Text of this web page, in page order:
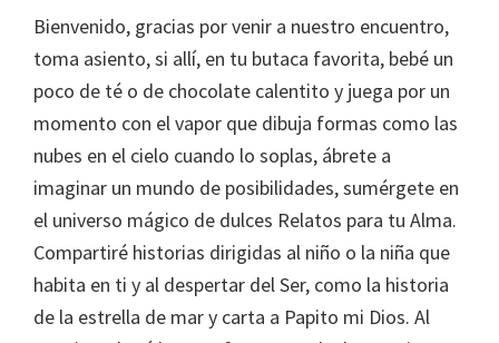
Bienvenido, gracias por venir a nuestro encuentro,
toma asiento, si allí, en tu butaca favorita, bebé un
poco de té o de chocolate calentito y juega por un
momento con el vapor que dibuja formas como las
nubes en el cielo cuando lo soplas, ábrete a
imaginar un mundo de posibilidades, sumérgete en
el universo mágico de dulces Relatos para tu Alma.
Compartiré historias dirigidas al niño o la niña que
habita en ti y al despertar del Ser, como la historia
de la estrella de mar y carta a Papito mi Dios. Al